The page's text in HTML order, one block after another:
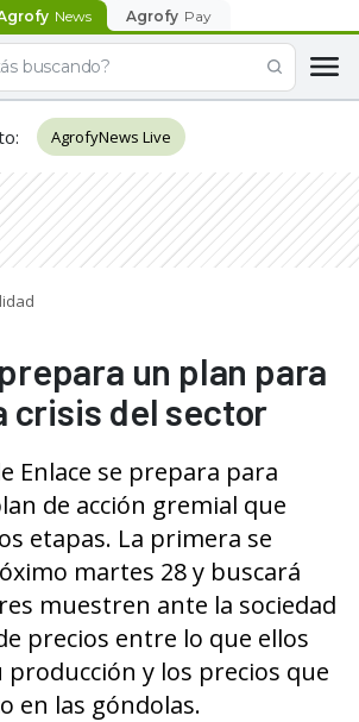
News Agrofy Pay
: AgrofyNews Live
un plan para
crisis del sector
Enlace se prepara para
de acción gremial que
etapas. La primera se
martes 28 y buscará
muestren ante la sociedad
precios entre lo que ellos
y los precios que
en las góndolas.